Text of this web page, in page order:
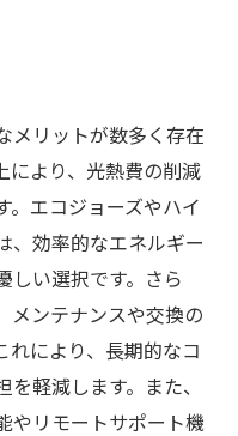
メリットが数多く存在
により、光熱費の削減
。エコジョーズやハイ
、効率的なエネルギー
しい選択です。さら
メンテナンスや交換の
れにより、長期的なコ
軽減します。また、
やリモートサポート機